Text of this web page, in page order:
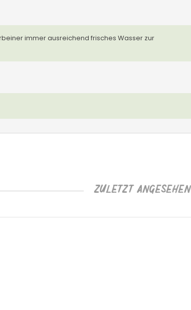
immer ausreichend frisches Wasser zur
ZULETZT ANGESEHEN